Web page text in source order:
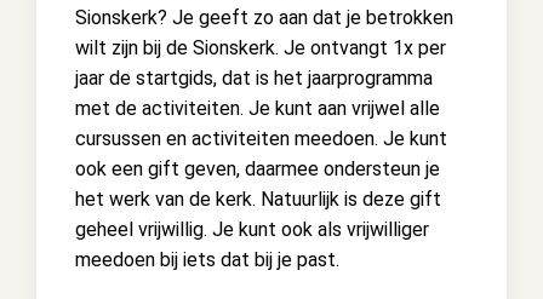
Sionskerk? Je geeft zo aan dat je betrokken
wilt zijn bij de Sionskerk. Je ontvangt 1x per
jaar de startgids, dat is het jaarprogramma
met de activiteiten. Je kunt aan vrijwel alle
cursussen en activiteiten meedoen. Je kunt
ook een gift geven, daarmee ondersteun je
het werk van de kerk. Natuurlijk is deze gift
geheel vrijwillig. Je kunt ook als vrijwilliger
meedoen bij iets dat bij je past.